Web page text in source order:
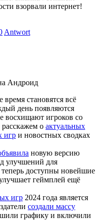
взорвали интернет!
Antwort
Андроид
время становятся всё
день появляются
восхищают игроков со
о актуальных
игр и новостных сводках
новую версию
улучшений для
доступны новейшие
геймплей ещё
игр 2024 года является
создали массу
графику и включили